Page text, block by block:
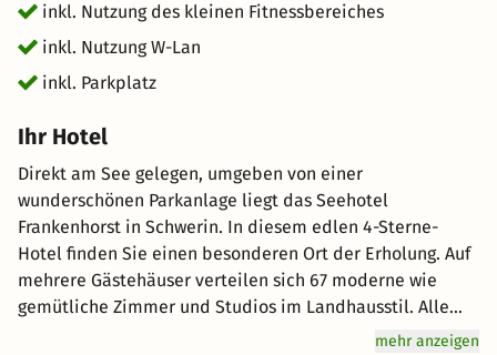
inkl. Nutzung des kleinen Fitnessbereiches
inkl. Nutzung W-Lan
inkl. Parkplatz
Ihr Hotel
Direkt am See gelegen, umgeben von einer
wunderschönen Parkanlage liegt das Seehotel
Frankenhorst in Schwerin. In diesem edlen 4-Sterne-
Hotel finden Sie einen besonderen Ort der Erholung. Auf
mehrere Gästehäuser verteilen sich 67 moderne wie
gemütliche Zimmer und Studios im Landhausstil. Alle
Zimmer sind Nichtraucherzimmer und verfügen über
mehr anzeigen